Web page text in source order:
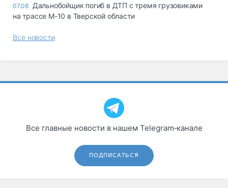
07.08 Дальнобойщик погиб в ДТП с тремя грузовиками
на трассе М-10 в Тверской области
Все новости
Все главные новости в нашем Telegram‑канале
ПОДПИСАТЬСЯ